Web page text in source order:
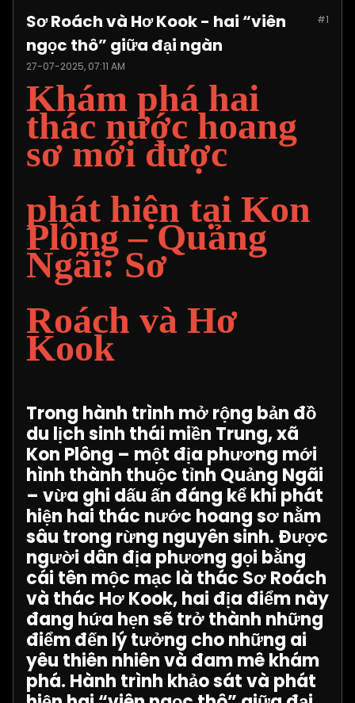
Posts:1215 #1
Sơ Roách và Hơ Kook - hai “viên
ngọc thô” giữa đại ngàn
27-07-2025, 07:11 AM
Khám phá hai
thác nước hoang
sơ mới được
phát hiện tại Kon
Plông – Quảng
Ngãi: Sơ
Roách và Hơ
Kook
Trong hành trình mở rộng bản đồ
du lịch sinh thái miền Trung, xã
Kon Plông – một địa phương mới
hình thành thuộc tỉnh Quảng Ngãi
– vừa ghi dấu ấn đáng kể khi phát
hiện hai thác nước hoang sơ nằm
sâu trong rừng nguyên sinh. Được
người dân địa phương gọi bằng
cái tên mộc mạc là thác Sơ Roách
và thác Hơ Kook, hai địa điểm này
đang hứa hẹn sẽ trở thành những
điểm đến lý tưởng cho những ai
yêu thiên nhiên và đam mê khám
phá. Hành trình khảo sát và phát